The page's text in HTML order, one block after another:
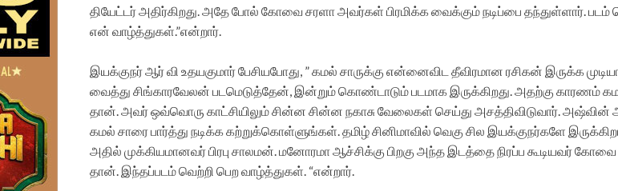
தியேட்டர் அதிர்கிறது. அதே போல் கோவை சரளா அவர்கள் பிரமிக்க வைக்கும் நடிப்பை தந்துள்ளார். படம்
என் வாழ்த்துகள்.”என்றார்.
இயக்குநர் ஆர் வி உதயகுமார் பேசியபோது, ” கமல் சாருக்கு என்னைவிட தீவிரமான ரசிகன் இருக்க
வைத்து சிங்காரவேலன் படமெடுத்தேன், இன்றும் கொண்டாடும் படமாக இருக்கிறது. அதற்கு காரணம்
தான். அவர் ஒவ்வொரு காட்சியிலும் சின்ன சின்ன நகாசு வேலைகள் செய்து அசத்திவிடுவார்.
கமல் சாரை பார்த்து நடிக்க கற்றுக்கொள்ளுங்கள். தமிழ் சினிமாவில் வெகு சில இயக்குநர்களே
அதில் முக்கியமானவர் பிரபு சாலமன். மனோரமா ஆச்சிக்கு பிறகு அந்த இடத்தை நிரப்ப கூடியவர்
தான். இந்தப்படம் வெற்றி பெற வாழ்த்துகள். “என்றார்.